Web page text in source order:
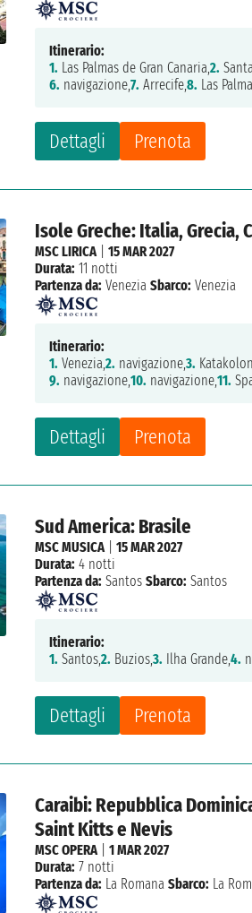
Dettagli Prenota
Itinerario:
1. Las Palmas de Gran Canaria,2.
6. navigazione,7. Arrecife,8. Las
Isole Greche: Italia, Grecia,
Dettagli Prenota
MSC LIRICA|15 MAR 2027
Durata: 11 notti
Partenza da: Venezia Sbarco: Venezia
Itinerario:
1. Venezia,2. navigazione,3.
9. navigazione,10. navigazione,11.
Sud America: Brasile
Dettagli Prenota
MSC MUSICA|15 MAR 2027
Durata: 4 notti
Partenza da: Santos Sbarco: Santos
Itinerario:
1. Santos,2. Buzios,3. Ilha Grande,4.
Caraibi: Repubblica
Saint Kitts e Nevis
MSC OPERA|1 MAR 2027
Durata: 7 notti
Partenza da: La Romana Sbarco: La